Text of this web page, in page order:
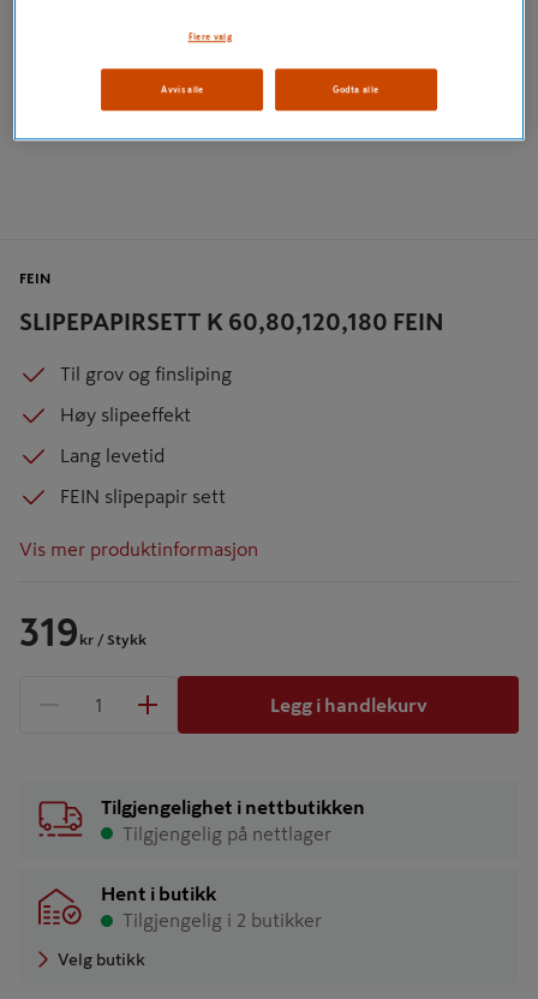
SLIPEPAPIRSETT K 60,80,120,180 FEIN
FEIN
Til grov og finsliping
Høy slipeeffekt
Lang levetid
FEIN slipepapir sett
Vis mer produktinformasjon
319 kr / Stykk
1 produkter
Legg i handlekurv
Tilgjengelighet i nettbutikken
Tilgjengelig på nettlager
Hent i butikk
Tilgjengelig i 2 butikker
Velg butikk
Flere valg
Avvis alle Godta alle